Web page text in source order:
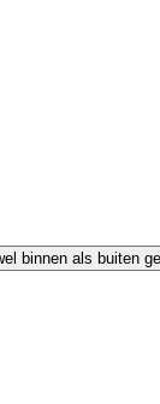
binnen als buiten